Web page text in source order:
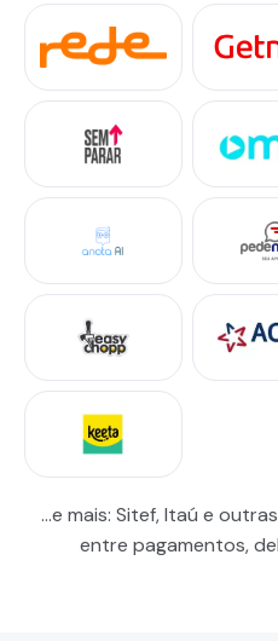
…e mais: Sitef, Itaú e
entre pagamentos,